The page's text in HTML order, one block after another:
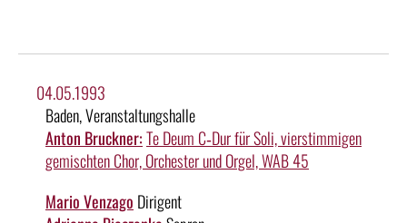
04.05.1993
Baden, Veranstaltungshalle
Anton Bruckner:Te Deum C‑Dur für Soli, vierstimmigen
gemischten Chor, Orchester und Orgel, WAB 45
Mario Venzago Dirigent